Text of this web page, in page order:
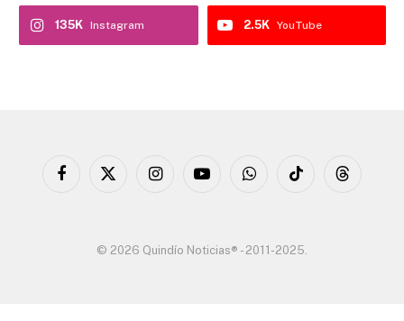
Instagram
135K YouTube
2.5K
Facebook
X
InstagramYouTubeWhatsAppTikTok Threads
© 2026 Quindío Noticias® - 2011-2025.